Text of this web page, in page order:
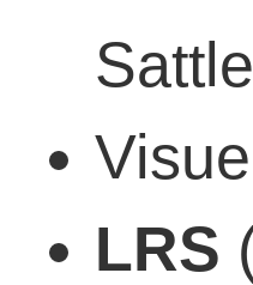
LRS